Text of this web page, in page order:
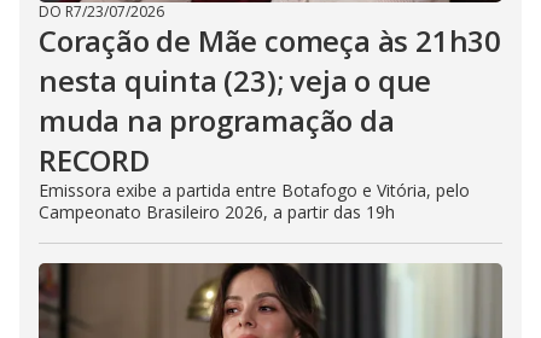
DO R7/23/07/2026
Coração de Mãe começa às 21h30
nesta quinta (23); veja o que
muda na programação da
RECORD
Emissora exibe a partida entre Botafogo e Vitória, pelo
Campeonato Brasileiro 2026, a partir das 19h